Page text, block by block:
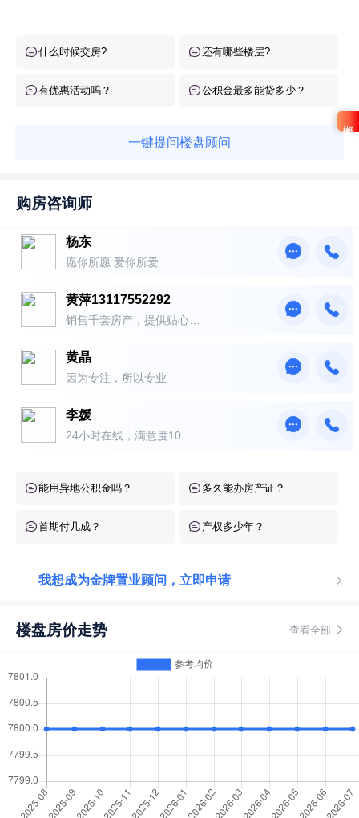
什么时候交房? 还有哪些楼层?
有优惠活动吗？ 公积金最多能贷多少？
一键提问楼盘顾问
购房咨询师
杨东
愿你所愿 爱你所爱
黄萍13117552292
销售千套房产，提供贴心服
黄晶
因为专注，所以专业
李媛
24小时在线，满意度10
能用异地公积金吗？ 多久能办房产证？
首期付几成？ 产权多少年？
我想成为金牌置业顾问，立即申请
楼盘房价走势 查看全部